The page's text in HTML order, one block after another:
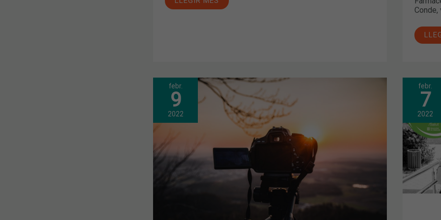
febr.
9
2022
NOVES
ACTIVITATS
PROGRAMADES
PER
LA
DEL
COFB
febr.
7
2022
I
LES
HA
TAR
DES
DE